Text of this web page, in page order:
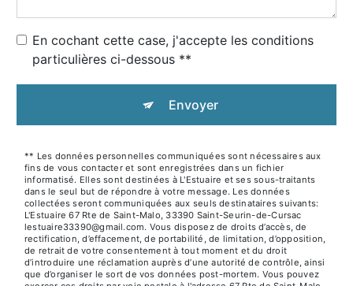
En cochant cette case, j'accepte les conditions
particulières ci-dessous **
Envoyer
** Les données personnelles communiquées sont nécessaires aux
fins de vous contacter et sont enregistrées dans un fichier
informatisé. Elles sont destinées à L'Estuaire et ses sous-traitants
dans le seul but de répondre à votre message. Les données
collectées seront communiquées aux seuls destinataires suivants:
L'Estuaire 67 Rte de Saint-Malo, 33390 Saint-Seurin-de-Cursac
lestuaire33390@gmail.com. Vous disposez de droits d’accès, de
rectification, d’effacement, de portabilité, de limitation, d’opposition,
de retrait de votre consentement à tout moment et du droit
d’introduire une réclamation auprès d’une autorité de contrôle, ainsi
que d’organiser le sort de vos données post-mortem. Vous pouvez